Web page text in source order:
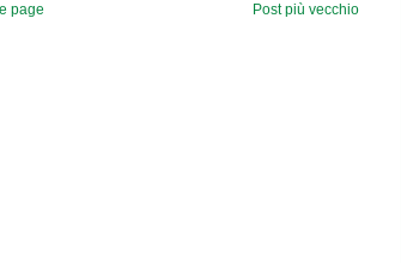
Post più vecchio
page